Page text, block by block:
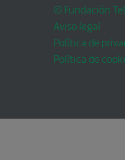
© Fundación
Aviso legal
Política de
Política de